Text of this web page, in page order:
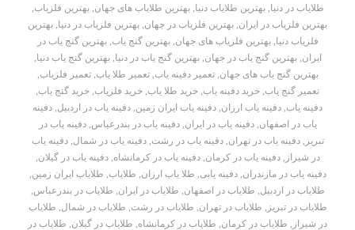
طلایاب در دنیا,بهترین طلایاب دنیا,بهترین طلایاب های جهان,بهترین فلزیاب,
بهترین فلزیاب در ایران, بهترین فلزیاب در جهان, بهترین فلزیاب در دنیا, بهترین
فلزیاب دنیا,بهترین فلزیاب های جهان,بهترین گنج یاب,بهترین گنج یاب در
ایران,بهترین گنج یاب در جهان,بهترین گنج یاب در دنیا,بهترین گنج یاب دنیا,
بهترین گنج یاب های جهان,تعمیر دفینه یاب,تعمیر طلا یاب,تعمیر فلزیاب,
تعمیر گنج یاب, خرید دفینه یاب, خرید طلا یاب, خرید فلزیاب, خرید گنج یاب,
دفینه یاب, دفینه یاب ارزان, دفینه یاب ایران زمین, دفینه یاب در اردبیل, دفینه
یاب در اصفهان,دفینه یاب در ایران,دفینه یاب در بندرعباس,دفینه یاب در
تبریز ,دفینه یاب در تهران,دفینه یاب در رشت,دفینه یاب در شمال,دفینه یاب
در شیراز ,دفینه یاب در کرمان,دفینه یاب در کرمانشاه,دفینه یاب در گیلان,
دفینه یاب در مازندران,دفینه یابی, طلا یاب ارزان, طلایاب, طلایاب ایران زمین,
طلایاب در اردبیل, طلایاب در اصفهان, طلایاب در ایران, طلایاب در بندرعباس,
طلایاب در تبریز , طلایاب در تهران, طلایاب در رشت, طلایاب در شمال, طلایاب
در شیراز , طلایاب در کرمان, طلایاب در کرمانشاه, طلایاب در گیلان, طلایاب در